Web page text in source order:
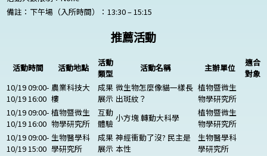
備註：下午場（入所時間）：13:30 – 15:15
推薦活動
活動時間 活動地點
活動
類型
活動名稱 主辦單位
適合
對象
10/19 09:00-
10/19 16:00
農業科技大
樓
成果
展示
微生物怎麼像貓一樣長
出斑紋？
植物暨微生
物學研究所
10/19 09:00-
10/19 16:00
植物暨微生
物學研究所
互動
體驗
小方塊 轉動大科學
植物暨微生
物學研究所
10/19 09:00-
10/19 15:00
生物醫學科
學研究所
成果
展示
神經衝動了沒? 民主是
本性
生物醫學科
學研究所